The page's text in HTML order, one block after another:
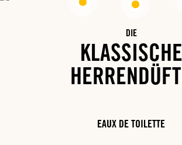
DIE
KLASSISCHE
EAUX DE TOILETTE